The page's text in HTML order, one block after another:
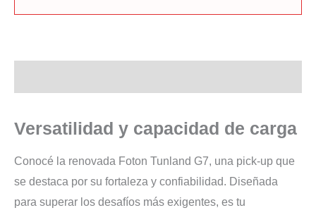
Versatilidad y capacidad de carga
Conocé la renovada Foton Tunland G7, una pick-up que
se destaca por su fortaleza y confiabilidad. Diseñada
para superar los desafíos más exigentes, es tu